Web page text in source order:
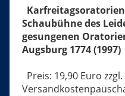
Schaubühne des
gesungenen
Augsburg 1774 (1997)
Preis: 19,90 Euro zzgl.